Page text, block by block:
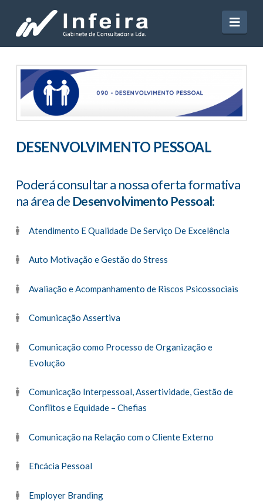
DESENVOLVIMENTO PESSOAL
Poderá consultar a nossa oferta formativa
na área de Desenvolvimento Pessoal:
Atendimento E Qualidade De Serviço De Excelência
Auto Motivação e Gestão do Stress
Avaliação e Acompanhamento de Riscos Psicossociais
Comunicação Assertiva
Comunicação como Processo de Organização e
Evolução
Comunicação Interpessoal, Assertividade, Gestão de
Conflitos e Equidade – Chefias
Comunicação na Relação com o Cliente Externo
Eficácia Pessoal
Employer Branding